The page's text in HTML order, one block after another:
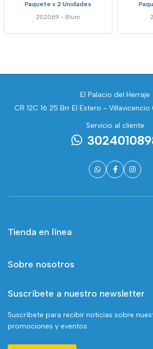
Paquete x 2 Unidades
202069 - Blum
El Palacio del Herraje
CR 12C 16 25 Brr El Estero -
Servicio al cliente
Tienda en línea
Sobre nosotros
Suscríbete a nuestro newsletter
Suscríbete para recibir noticias sobre
promociones y eventos.